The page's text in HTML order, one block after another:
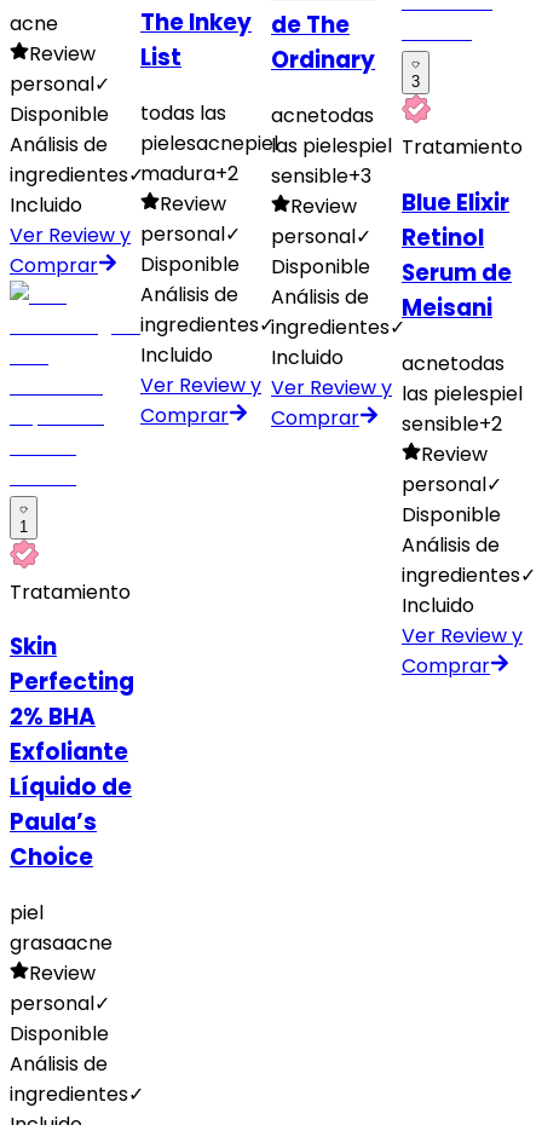
acne
Review
personal✓
Disponible
Análisis de
ingredientes✓
Incluido
Ver Review y
Comprar
1
Tratamiento
Skin
Perfecting
2% BHA
Exfoliante
Líquido de
Paula’s
Choice
piel
grasaacne
Review
personal✓
Disponible
Análisis de
ingredientes✓
The Inkey
List
todas las
pielesacnepiel
madura+2
Review
personal✓
Disponible
Análisis de
ingredientes✓
Incluido
Ver Review y
Comprar
de The
Ordinary
acnetodas
las pielespiel
sensible+3
Review
personal✓
Disponible
Análisis de
ingredientes✓
Incluido
Ver Review y
Comprar
3
Tratamiento
Blue Elixir
Retinol
Serum de
Meisani
acnetodas
las pielespiel
sensible+2
Review
personal✓
Disponible
Análisis de
ingredientes✓
Incluido
Ver Review y
Comprar